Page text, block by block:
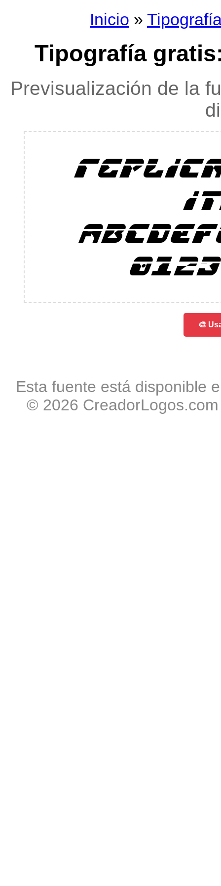
Inicio »
Tipografía
Previsualización de la
🎨
Esta fuente está disponible
© 2026